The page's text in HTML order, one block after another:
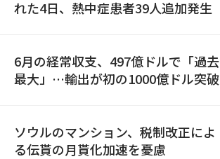
れた4日、熱中症患者39人追加発生
6月の経常収支、497億ドルで「過去
最大」…輸出が初の1000億ドル突破
ソウルのマンション、税制改正によ
る伝貰の月貰化加速を憂慮